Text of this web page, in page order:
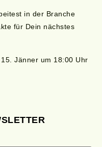
in der Branche
für Dein nächstes
Jänner um 18:00 Uhr